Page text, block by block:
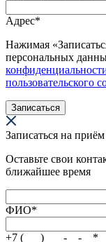
Адрес*
Нажимая
персональных
пользовательского
Записаться
Записаться на приём
Оставьте свои
ближайшее время
ФИО*
+7 (___) ___-__-__ *